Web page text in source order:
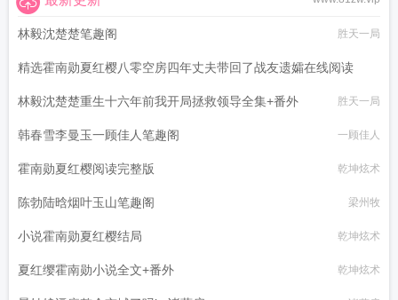
林毅沈楚楚笔趣阁 胜天一局
精选霍南勋夏红樱八零空房四年丈夫带回了战友遗孀在线阅读
乾坤炫术
林毅沈楚楚重生十六年前我开局拯救领导全集+番外 胜天一局
韩春雪李曼玉一顾佳人笔趣阁 一顾佳人
霍南勋夏红樱阅读完整版 乾坤炫术
陈勃陆晗烟叶玉山笔趣阁 梁州牧
小说霍南勋夏红樱结局 乾坤炫术
夏红缨霍南勋小说全文+番外 乾坤炫术